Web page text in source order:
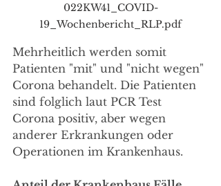
022KW41_COVID-
19_Wochenbericht_RLP.pdf
Mehrheitlich werden somit
Patienten "mit" und "nicht wegen"
Corona behandelt. Die Patienten
sind folglich laut PCR Test
Corona positiv, aber wegen
anderer Erkrankungen oder
Operationen im Krankenhaus.